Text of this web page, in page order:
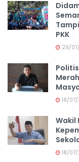
PKK
29/
18/
Wakil
18/